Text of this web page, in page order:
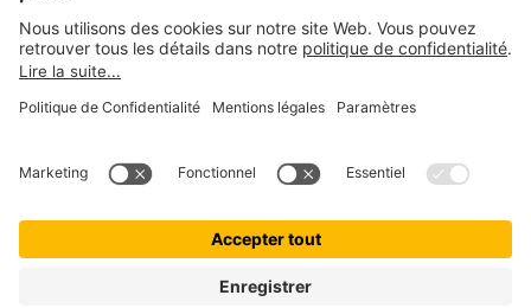
200 000 +
100 000 +
boules de poils assurées